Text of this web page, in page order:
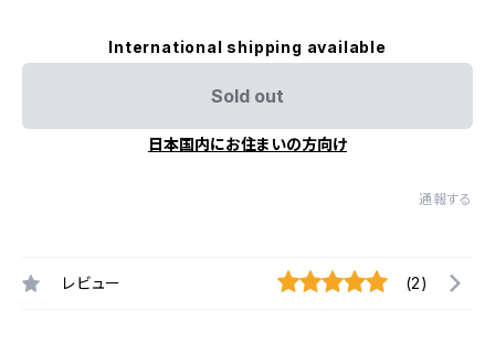
International shipping available
Sold out
日本国内にお住まいの方向け
通報する
レビュー (2)